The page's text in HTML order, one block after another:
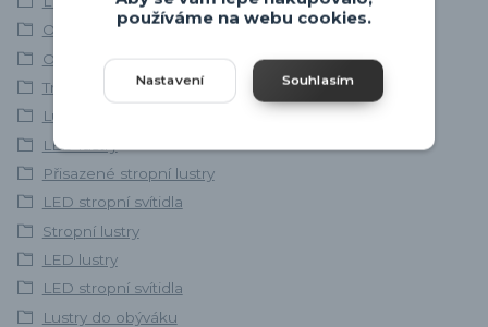
Osvětlení obývacího pokoje
Osvětlení ložnice
Trio Leuchten
Lustry s ovladačem
LED lustry
Přisazené stropní lustry
LED stropní svítidla
Stropní lustry
LED lustry
LED stropní svítidla
Lustry do obýváku
používáme na webu cookies.
Nastavení Souhlasím